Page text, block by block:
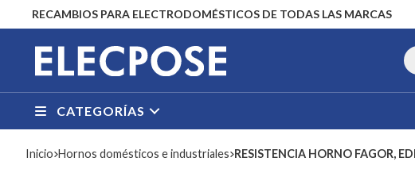
RECAMBIOS PARA ELECTRODOMÉSTICOS DE TODAS LAS MARCAS
CATEGORÍAS
Inicio hornos domésticos e industriales RESISTENCIA HORNO FAGOR,